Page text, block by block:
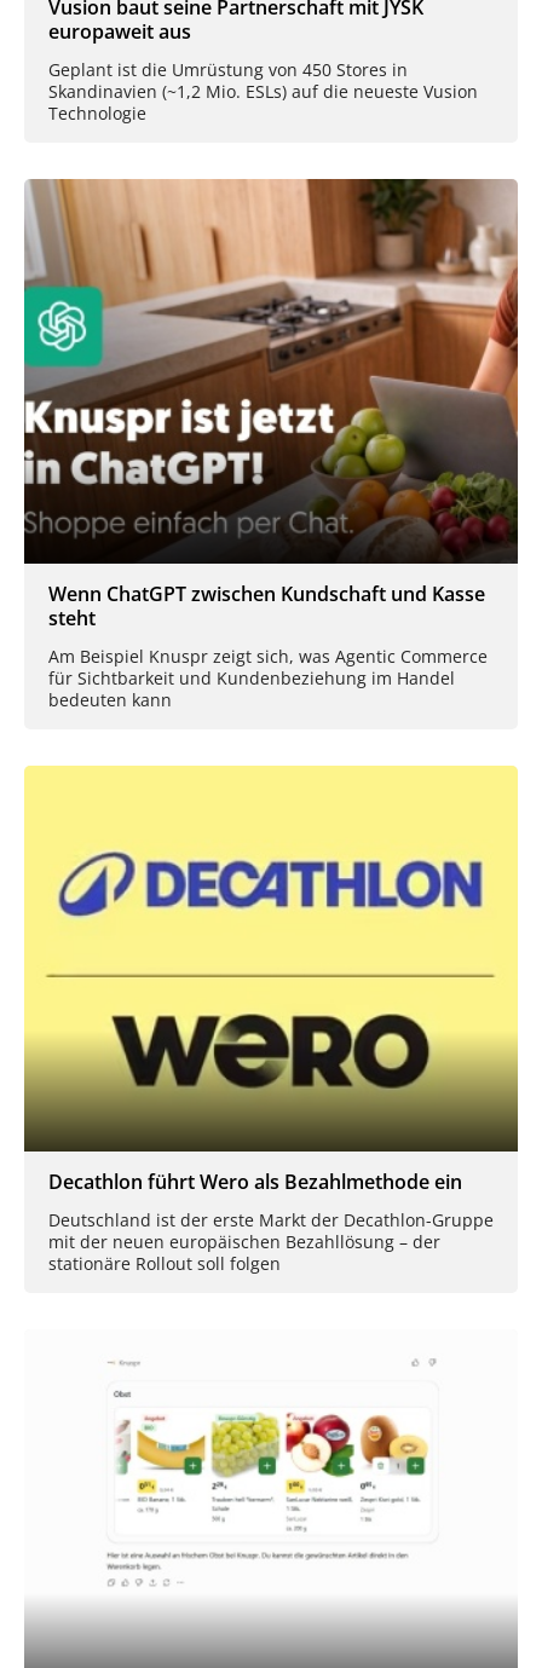
Vusion baut seine Partnerschaft mit JYSK
europaweit aus
Geplant ist die Umrüstung von 450 Stores in
Skandinavien (~1,2 Mio. ESLs) auf die neueste Vusion
Technologie
Wenn ChatGPT zwischen Kundschaft und Kasse
steht
Am Beispiel Knuspr zeigt sich, was Agentic Commerce
für Sichtbarkeit und Kundenbeziehung im Handel
bedeuten kann
Decathlon führt Wero als Bezahlmethode ein
Deutschland ist der erste Markt der Decathlon-Gruppe
mit der neuen europäischen Bezahllösung – der
stationäre Rollout soll folgen